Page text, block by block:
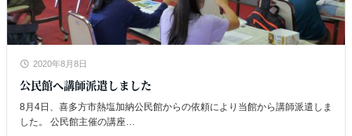
2020年8月8日
公民館へ講師派遣しました
8月4日、喜多方市熱塩加納公民館からの依頼により当館から講師派遣しま
した。 公民館主催の講座…